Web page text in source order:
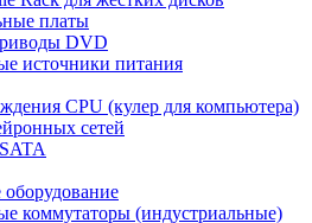
платы
DVD
источники питания
CPU (кулер для компьютера)
сетей
коммутаторы (индустриальные)